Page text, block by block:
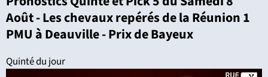
Août - Les chevaux repérés de la Réunion 1
PMU à Deauville - Prix de Bayeux
Quinté du jour